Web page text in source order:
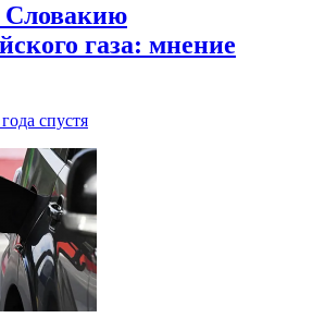
Словакию
газа: мнение
спустя